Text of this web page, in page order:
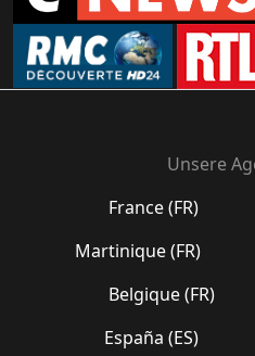
Unsere
France (FR)
Martinique (FR)
Belgique (FR)
España (ES)